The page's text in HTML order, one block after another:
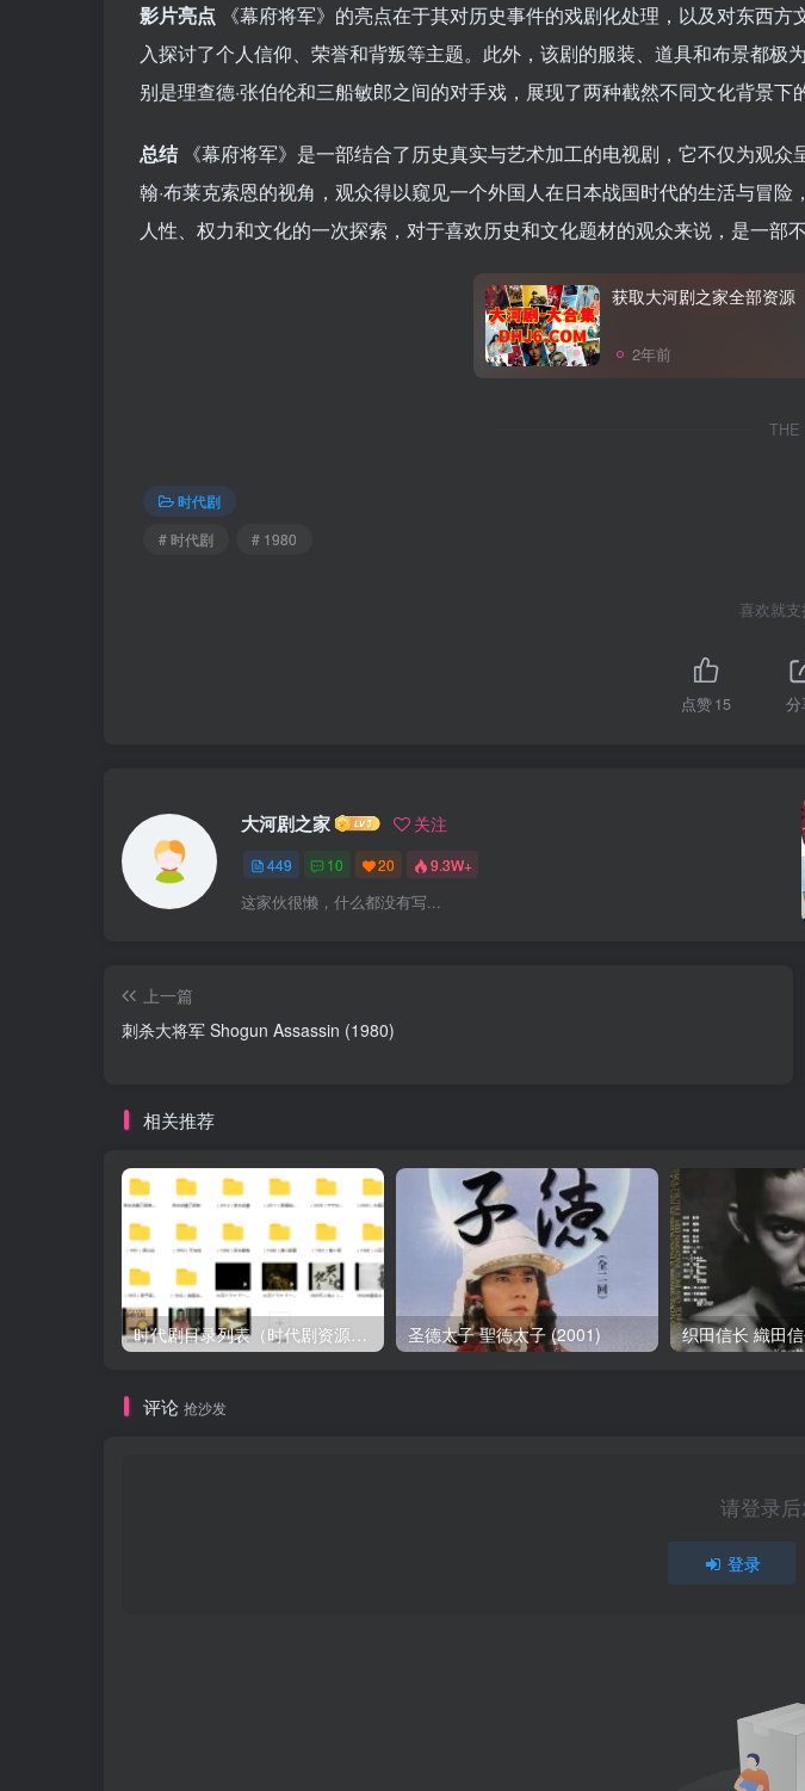
影片亮点 《幕府将军》的亮点在于其对历史事件的戏剧化处理，以及对东西
入探讨了个人信仰、荣誉和背叛等主题。此外，该剧的服装、道具和布景都
别是理查德·张伯伦和三船敏郎之间的对手戏，展现了两种截然不同文化背景下
总结《幕府将军》是一部结合了历史真实与艺术加工的电视剧，它不仅为观
翰·布莱克索恩的视角，观众得以窥见一个外国人在日本战国时代的生活与冒
人性、权力和文化的一次探索，对于喜欢历史和文化题材的观众来说，是一部不
获取大河剧之家全部资源
2年前
THE
时代剧
# 时代剧
# 1980
喜欢就
点赞15 分
大河剧之家 关注
449 10 20 9.3W+
这家伙很懒，什么都没有写...
上一篇
刺杀大将军 Shogun Assassin (1980)
相关推荐
时代剧目录列表（时代剧资源以本目录为准） 圣德太子 聖徳太子 (2001)
评论 抢沙发
请登录
登录